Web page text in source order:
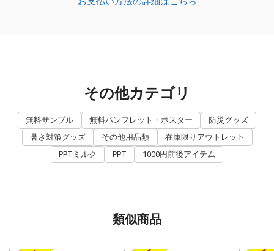
その他カテゴリ
無料サンプル 無料パンフレット・ポスター
防災グッズ
暑さ対策グッズ
その他用品類
在庫限りアウトレット
PPTミルク
PPT 1000円前後アイテム
類似商品